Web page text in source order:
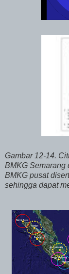
Gambar 12-14.
BMKG Semarang
BMKG pusat
sehingga dapat